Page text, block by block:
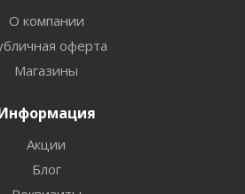
О компании
оферта
Магазины
Акции
Блог